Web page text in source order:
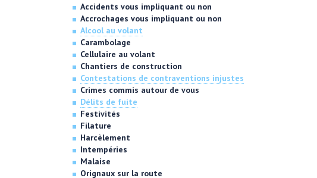
Accidents vous impliquant ou non
Accrochages vous impliquant ou non
Alcool au volant
Carambolage
Cellulaire au volant
Chantiers de construction
Contestations de contraventions injustes
Crimes commis autour de vous
Délits de fuite
Festivités
Filature
Harcèlement
Intempéries
Malaise
Orignaux sur la route